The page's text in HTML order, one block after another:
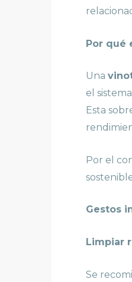
Por qué
Una
el
Esta
Por el
Gestos
Limpiar
Se